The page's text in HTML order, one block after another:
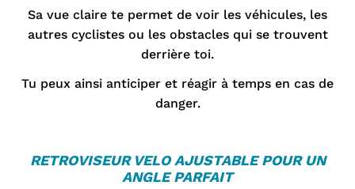
Sa vue claire te permet de voir les véhicules, les
autres cyclistes ou les obstacles qui se trouvent
derrière toi.
Tu peux ainsi anticiper et réagir à temps en cas de
danger.
RETROVISEUR VELOAJUSTABLE POUR UN
ANGLE PARFAIT